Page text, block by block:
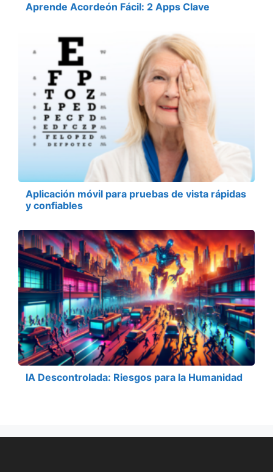
Aprende Acordeón Fácil: 2 Apps Clave
Aplicación móvil para pruebas de vista rápidas
y confiables
IA Descontrolada: Riesgos para la Humanidad